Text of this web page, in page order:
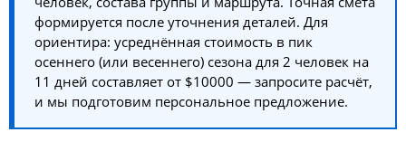
формируется после уточнения деталей. Для
ориентира: усреднённая стоимость в пик
осеннего (или весеннего) сезона для 2 человек на
11 дней составляет от $10000 — запросите расчёт,
и мы подготовим персональное предложение.